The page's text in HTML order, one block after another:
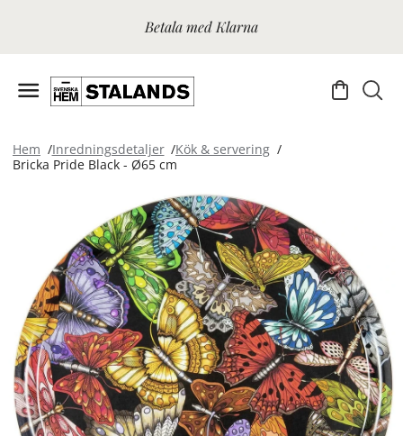
Betala med Klarna
Hem Inredningsdetaljer
Kök & servering
Bricka Pride Black - Ø65 cm